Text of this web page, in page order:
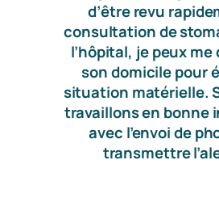
d’être revu
consultation de
l’hôpital, je peux me
son domicile pour
situation matérielle.
travaillons en bonne
avec l’envoi de
transmettre